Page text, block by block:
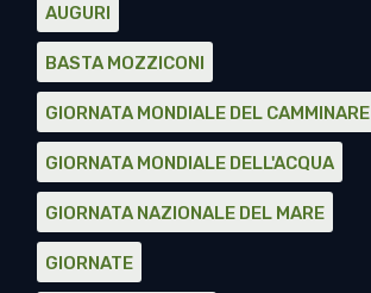
AUGURI
BASTA MOZZICONI
GIORNATA MONDIALE DEL CAMMINARE
GIORNATA MONDIALE DELL'ACQUA
GIORNATA NAZIONALE DEL MARE
GIORNATE